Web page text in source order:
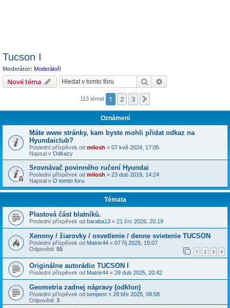
Tucson I
Moderátor: Moderátoři
Nové téma Hledat
113 témat 1 2 3
Oznámení
Máte www stránky, kam byste mohli přidat odkaz na
Hyundaiclub?
Poslední příspěvek od milosh « 07 kvě 2024, 17:05
Napsal v Odkazy
Srovnávač povinného ručení Hyundai
Poslední příspěvek od milosh « 23 dub 2019, 14:24
Napsal v O tomto foru
Témata
Plastová část blatníků.
Poslední příspěvek od baraba13 « 21 črc 2026, 20:19
Xenony / žiarovky / osvetlenie / denne svietenie TUCSON
Poslední příspěvek od Matrix44 « 07 říj 2025, 15:07
Odpovědi: 55 1 2 3 4
Originálne autorádio TUCSON I
Poslední příspěvek od Matrix44 « 29 dub 2025, 20:42
Geometria zadnej nápravy (odklon)
Poslední příspěvek od tempest « 28 bře 2025, 08:58
Odpovědi: 3